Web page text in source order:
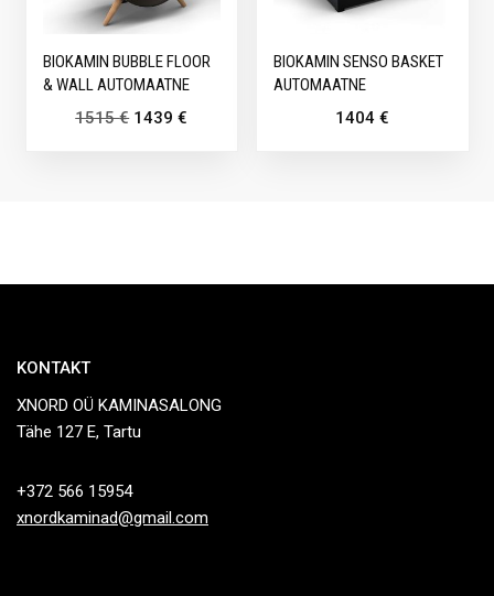
BIOKAMIN BUBBLE FLOOR
& WALL AUTOMAATNE
1515€ 1439€
BIOKAMIN SENSO BASKET
AUTOMAATNE
1404€
KONTAKT
XNORD OÜ KAMINASALONG
Tähe 127 E, Tartu
+372 566 15954
xnordkaminad@gmail.com